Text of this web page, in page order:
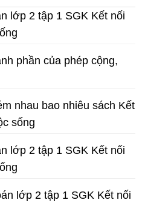
lớp 2 tập 1 SGK Kết nối
phần của phép cộng,
nhau bao nhiêu sách Kết
sống
lớp 2 tập 1 SGK Kết nối
lớp 2 tập 1 SGK Kết nối